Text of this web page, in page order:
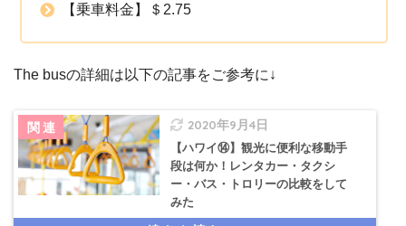
【乗車料金】＄2.75
The busの詳細は以下の記事をご参考に↓
2020年9月4日
【ハワイ⑭】観光に便利な移動手
段は何か！レンタカー・タクシ
ー・バス・トロリーの比較をして
みた